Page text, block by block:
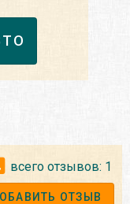
всего отзывов: 1
ОТЗЫВ